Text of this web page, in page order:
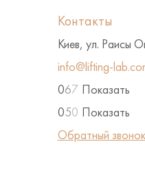
Контакты
Киев, ул. Раисы
info@lifting-
067 Показать
050 Показать
Обратный звонок